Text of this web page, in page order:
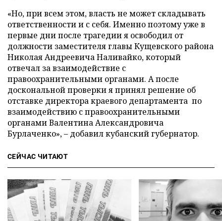
«Но, при всем этом, власть не может складывать
ответственности и с себя. Именно поэтому уже в
первые дни после трагедии я освободил от
должности заместителя главы Кущевского района
Николая Андреевича Наливайко, который
отвечал за взаимодействие с
правоохранительными органами. А после
доскональной проверки я принял решение об
отставке директора краевого департамента по
взаимодействию с правоохранительными
органами Валентина Александровича
Бурлаченко»,– добавил кубанский губернатор.
СЕЙЧАС ЧИТАЮТ